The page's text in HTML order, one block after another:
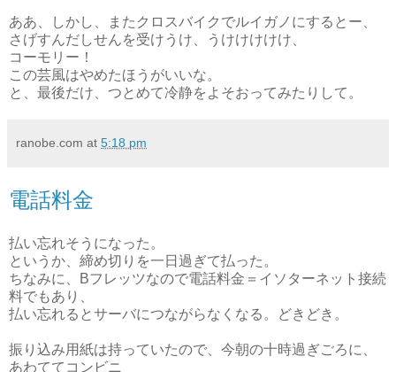
ああ、しかし、またクロスバイクでルイガノにするとー、
さげすんだしせんを受けうけ、うけけけけけ、
コーモリー！
この芸風はやめたほうがいいな。
と、最後だけ、つとめて冷静をよそおってみたりして。
ranobe.com at 5:18 pm
電話料金
払い忘れそうになった。
というか、締め切りを一日過ぎて払った。
ちなみに、Bフレッツなので電話料金＝イソターネット接続
料でもあり、
払い忘れるとサーバにつながらなくなる。どきどき。
振り込み用紙は持っていたので、今朝の十時過ぎごろに、
あわててコンビニ